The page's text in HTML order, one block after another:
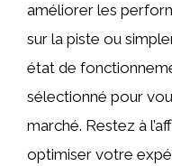
améliorer les
sur la piste ou
état de
sélectionné pour
marché. Restez à
optimiser votre